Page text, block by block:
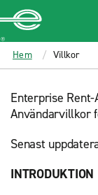
MAIN
CONTENT
Enterprise
Hem Villkor
Enterprise Rent-
Användarvillkor
Senast
INTRODUKTION